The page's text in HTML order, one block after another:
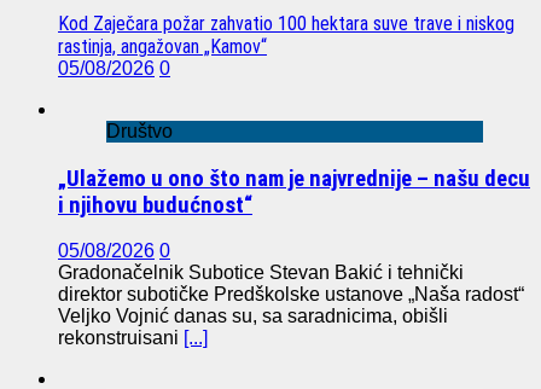
Kod Zaječara požar zahvatio 100 hektara suve trave i niskog
rastinja, angažovan „Kamov“
05/08/2026 0
Društvo
„Ulažemo u ono što nam je najvrednije – našu decu
i njihovu budućnost“
05/08/2026 0
Gradonačelnik Subotice Stevan Bakić i tehnički
direktor subotičke Predškolske ustanove „Naša radost“
Veljko Vojnić danas su, sa saradnicima, obišli
rekonstruisani [...]